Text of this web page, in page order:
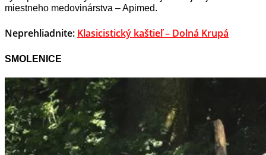
miestneho medovinárstva – Apimed.
Neprehliadnite: Klasicistický kaštieľ – Dolná Krupá
SMOLENICE